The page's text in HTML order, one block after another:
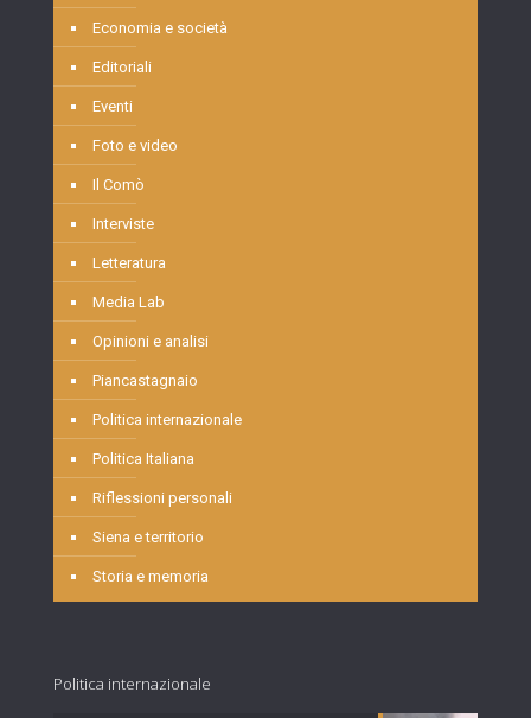
Economia e società
Editoriali
Eventi
Foto e video
Il Comò
Interviste
Letteratura
Media Lab
Opinioni e analisi
Piancastagnaio
Politica internazionale
Politica Italiana
Riflessioni personali
Siena e territorio
Storia e memoria
Politica internazionale